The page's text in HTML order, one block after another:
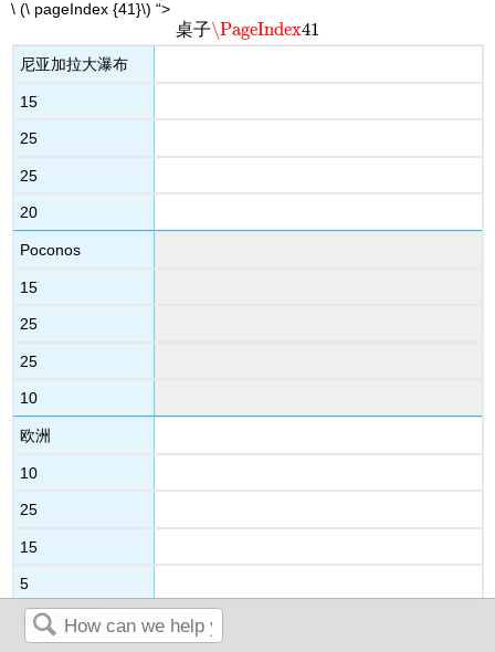
\ (\ pageIndex {41}\) “>
尼亚加拉大瀑布
15
25
25
20
Poconos
15
25
25
10
欧洲
10
25
15
5
维尔京群岛
桌子\PageIndex41
\PageIndex41